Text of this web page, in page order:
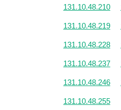
131.10.48.210
131.10.48.219
131.10.48.228
131.10.48.237
131.10.48.246
131.10.48.255